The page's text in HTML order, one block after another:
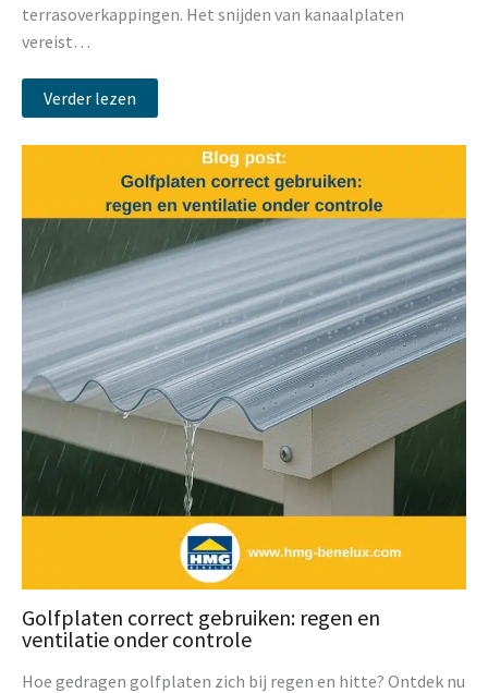
terrasoverkappingen. Het snijden van kanaalplaten
vereist…
Verder lezen
Golfplaten correct gebruiken: regen en
ventilatie onder controle
Hoe gedragen golfplaten zich bij regen en hitte? Ontdek nu